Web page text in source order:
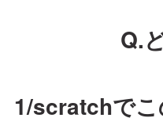
Q.
1/scratchでこ